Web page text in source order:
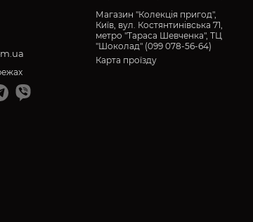
Магазин "Колекція пригод",
Київ, вул. Костянтинівська 71,
метро "Тараса Шевченка", ТЦ
"Шоколад" (099 078-56-64)
Карта проїзду